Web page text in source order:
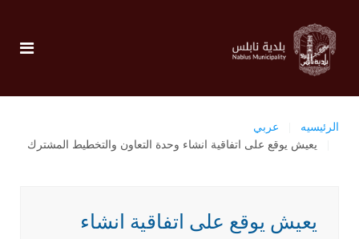
الرئيسيه
عربي
يعيش يوقع على اتفاقية انشاء وحدة التعاون والتخطيط المشترك
يعيش يوقع على اتفاقية انشاء